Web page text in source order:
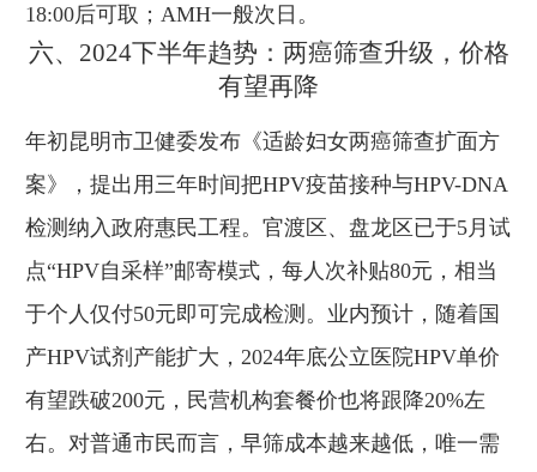
18:00后可取；AMH一般次日。
六、2024下半年趋势：两癌筛查升级，价格
有望再降
年初昆明市卫健委发布《适龄妇女两癌筛查扩面方
案》，提出用三年时间把HPV疫苗接种与HPV-DNA
检测纳入政府惠民工程。官渡区、盘龙区已于5月试
点“HPV自采样”邮寄模式，每人次补贴80元，相当
于个人仅付50元即可完成检测。业内预计，随着国
产HPV试剂产能扩大，2024年底公立医院HPV单价
有望跌破200元，民营机构套餐价也将跟降20%左
右。对普通市民而言，早筛成本越来越低，唯一需